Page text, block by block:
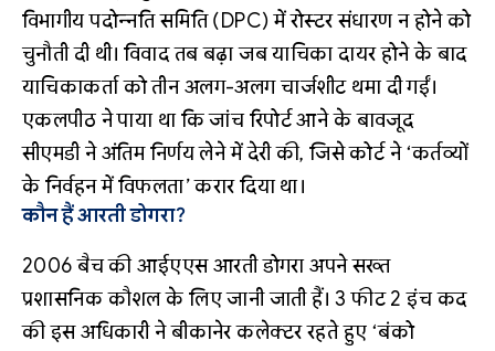
विभागीय पदोन्नति समिति (DPC) में रोस्टर संधारण न होने को
चुनौती दी थी। विवाद तब बढ़ा जब याचिका दायर होने के बाद
याचिकाकर्ता को तीन अलग-अलग चार्जशीट थमा दी गईं।
एकलपीठ ने पाया था कि जांच रिपोर्ट आने के बावजूद
सीएमडी ने अंतिम निर्णय लेने में देरी की, जिसे कोर्ट ने ‘कर्तव्यों
के निर्वहन में विफलता’ करार दिया था।
कौन हैं आरती डोगरा?
2006 बैच की आईएएस आरती डोगरा अपने सख्त
प्रशासनिक कौशल के लिए जानी जाती हैं। 3 फीट 2 इंच कद
की इस अधिकारी ने बीकानेर कलेक्टर रहते हुए ‘बंको